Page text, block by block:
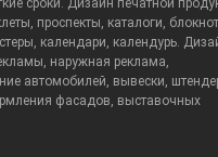
сроки. Дизайн печатной
проспекты, каталоги,
календари, календурь.
наружная реклама,
автомобилей, вывески,
фасадов, выставочных